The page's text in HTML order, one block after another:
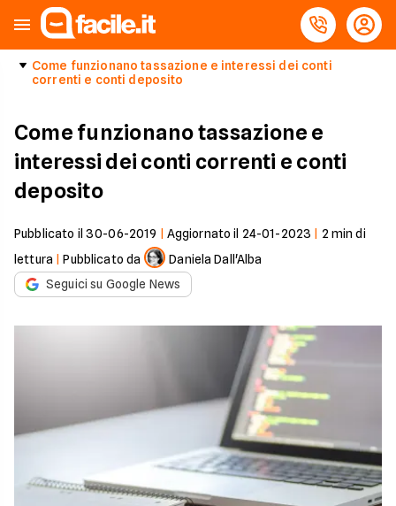
Come funzionano tassazione e interessi dei conti
correnti e conti deposito
Come funzionano tassazione e
interessi dei conti correnti e conti
deposito
Pubblicato il 30-06-2019 Aggiornato il 24-01-2023 2 min di
lettura |Pubblicato da
Daniela Dall'Alba
Seguici su Google News